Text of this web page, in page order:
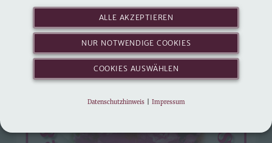
28. Rhododendronfest am 11.
Mai 2025
VergangeneVeranstaltung
ALLE AKZEPTIEREN
NUR NOTWENDIGE COOKIES
COOKIES AUSWÄHLEN
Datenschutzhinweis| Impressum